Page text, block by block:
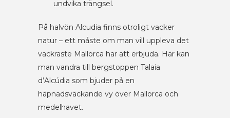
undvika trängsel.
På halvön Alcudia finns otroligt vacker
natur – ett måste om man vill uppleva det
vackraste Mallorca har att erbjuda. Här kan
man vandra till bergstoppen Talaia
d’Alcúdia som bjuder på en
häpnadsväckande vy över Mallorca och
medelhavet.